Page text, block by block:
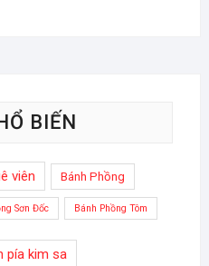
BIẾN
viên Bánh Phồng
Sơn Đốc Bánh Phồng Tôm
pía kim sa